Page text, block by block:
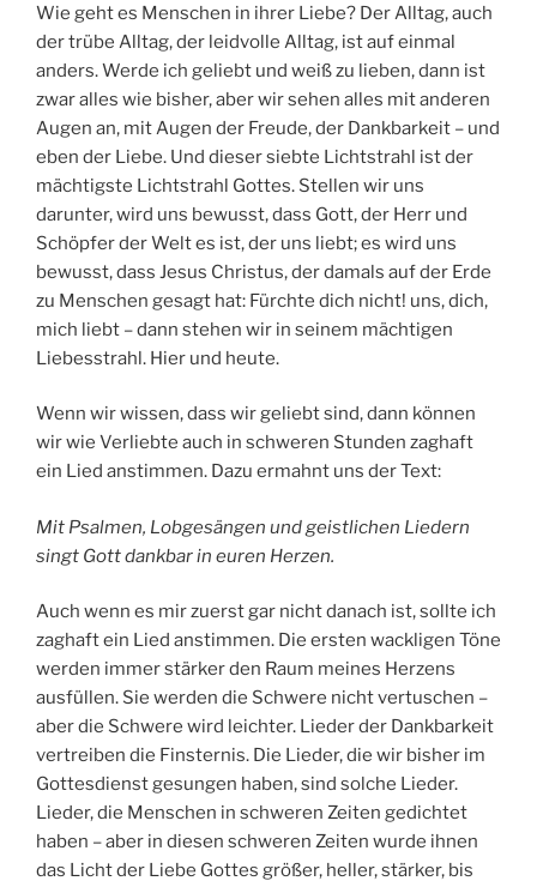
Wie geht es Menschen in ihrer Liebe? Der Alltag, auch
der trübe Alltag, der leidvolle Alltag, ist auf einmal
anders. Werde ich geliebt und weiß zu lieben, dann ist
zwar alles wie bisher, aber wir sehen alles mit anderen
Augen an, mit Augen der Freude, der Dankbarkeit – und
eben der Liebe. Und dieser siebte Lichtstrahl ist der
mächtigste Lichtstrahl Gottes. Stellen wir uns
darunter, wird uns bewusst, dass Gott, der Herr und
Schöpfer der Welt es ist, der uns liebt; es wird uns
bewusst, dass Jesus Christus, der damals auf der Erde
zu Menschen gesagt hat: Fürchte dich nicht! uns, dich,
mich liebt – dann stehen wir in seinem mächtigen
Liebesstrahl. Hier und heute.
Wenn wir wissen, dass wir geliebt sind, dann können
wir wie Verliebte auch in schweren Stunden zaghaft
ein Lied anstimmen. Dazu ermahnt uns der Text:
Mit Psalmen, Lobgesängen und geistlichen Liedern
singt Gott dankbar in euren Herzen.
Auch wenn es mir zuerst gar nicht danach ist, sollte ich
zaghaft ein Lied anstimmen. Die ersten wackligen Töne
werden immer stärker den Raum meines Herzens
ausfüllen. Sie werden die Schwere nicht vertuschen –
aber die Schwere wird leichter. Lieder der Dankbarkeit
vertreiben die Finsternis. Die Lieder, die wir bisher im
Gottesdienst gesungen haben, sind solche Lieder.
Lieder, die Menschen in schweren Zeiten gedichtet
haben – aber in diesen schweren Zeiten wurde ihnen
das Licht der Liebe Gottes größer, heller, stärker, bis